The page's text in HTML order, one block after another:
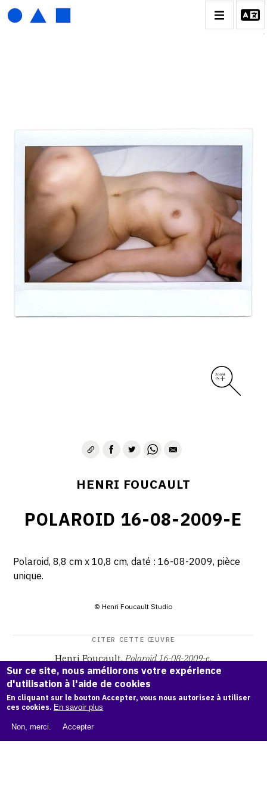
CATALOGUE DES OEUVRES
01_SCULPTURE
02_PHOTOGRAPHIQUE
03_COLLAGES
04_DESSINS
05_MONOTYPE
06_ARCHIVES
CONTACT
HENRI FOUCAULT
POLAROID 16-08-2009-E
Polaroid, 8,8 cm x 10,8 cm, daté : 16-08-2009, pièce
unique.
© Henri Foucault Studio
CITER CETTE ŒUVRE
Henri Foucault, Polaroid 16-08-2009-e.
Catalogue raisonné Henri Foucault, OAM.ark:38997/o17n
bt
COPIER LA CITATION
Sur ce site, nous améliorons votre expérience
d'utilisation à l'aide de cookies
En cliquant sur le bouton Accepter, vous nous autorisez à utiliser
ces cookies. En savoir plus
Non, merci. Accepter